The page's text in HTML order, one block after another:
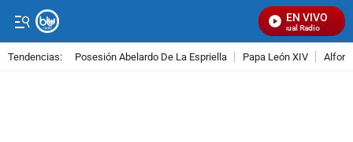
EN VIVO
Señal Visual Radio
Tendencias: Posesión Abelardo De La Espriella Papa León XIV